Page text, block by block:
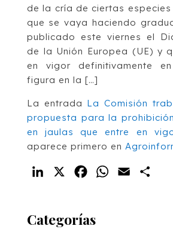
de la cría de ciertas especies
que se vaya haciendo
publicado este viernes el
de la Unión Europea (UE) y
en vigor definitivamente
figura en la […]
La entrada La Comisión
propuesta para la
en jaulas que entre en
aparece primero en
LinkedIn FacebookWhatsApp
Email
Categorías